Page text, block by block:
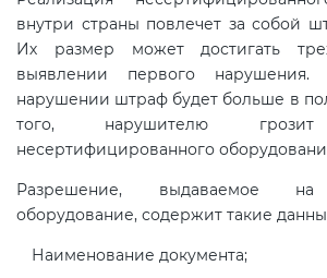
внутри страны повлечет за собой
Их размер может достигать
выявлении первого
нарушении штраф будет больше в
того, нарушителю грозит
несертифицированного
Разрешение, выдаваемое на
оборудование, содержит такие
Наименование документа;
Сертификация ресурсов
Остальное
БАДы